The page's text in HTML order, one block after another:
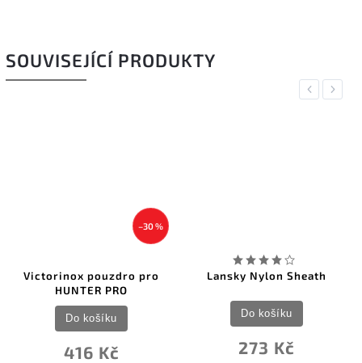
SOUVISEJÍCÍ PRODUKTY
Previous
–30 %
Victorinox pouzdro pro
HUNTER PRO
416 Kč
Do košíku
Lansky Nylon Sheath
273 Kč
Do košíku
Next